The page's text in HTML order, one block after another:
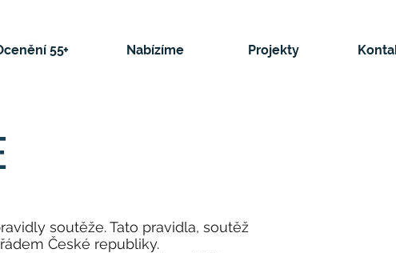
55+ Nabízíme Projekty
soutěže. Tato pravidla, soutěž
České republiky.